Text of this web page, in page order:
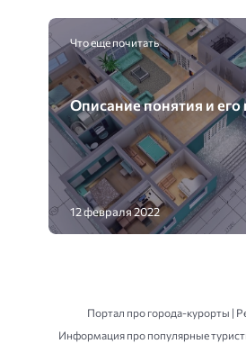
Что еще почитать
Описание понятия и его
12 февраля 2022
Портал про города-курорты |
Информация про популярные